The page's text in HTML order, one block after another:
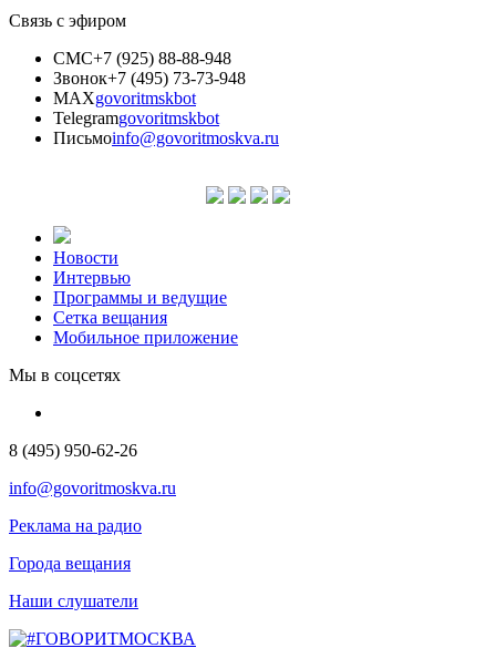
Связь с эфиром
СМС+7 (925) 88-88-948
Звонок+7 (495) 73-73-948
MAXgovoritmskbot
Telegramgovoritmskbot
Письмоinfo@govoritmoskva.ru
Новости
Интервью
Программы и ведущие
Сетка вещания
Мобильное приложение
Мы в соцсетях
8 (495) 950-62-26
info@govoritmoskva.ru
Реклама на радио
Города вещания
Наши слушатели